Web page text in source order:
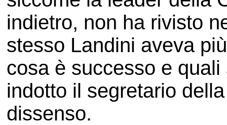
indietro, non ha rivisto
stesso Landini aveva
cosa è successo e
indotto il segretario
dissenso.